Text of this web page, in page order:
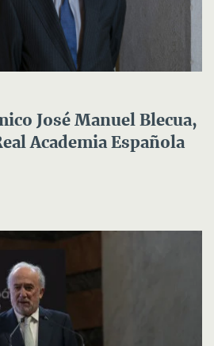
José Manuel Blecua,
Academia Española